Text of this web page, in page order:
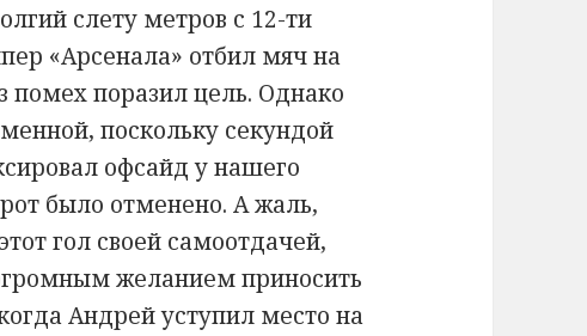
слету метров с 12-ти
«Арсенала» отбил мяч на
поразил цель. Однако
поскольку секундой
офсайд у нашего
было отменено. А жаль,
гол своей самоотдачей,
желанием приносить
Андрей уступил место на